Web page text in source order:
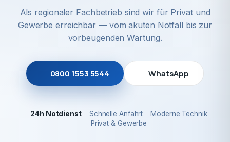
Als regionaler Fachbetrieb sind wir für Privat und
Gewerbe erreichbar — vom akuten Notfall bis zur
vorbeugenden Wartung.
0800 1553 5544 WhatsApp
24h Notdienst Schnelle Anfahrt
Moderne Technik
Privat & Gewerbe